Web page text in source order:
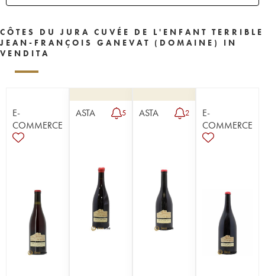
CÔTES DU JURA CUVÉE DE L'ENFANT TERRIBLE
JEAN-FRANÇOIS GANEVAT (DOMAINE) IN
VENDITA
E-
COMMERCE
ASTA 5 ASTA 2
E-
COMMERCE